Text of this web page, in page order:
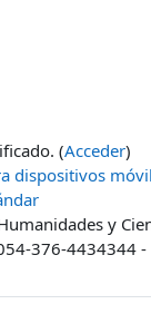
(Acceder)
dispositivos
y
376-4434344 -